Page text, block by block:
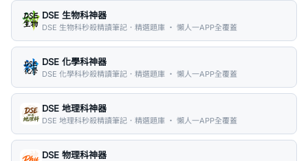
DSE 生物科神器
DSE 生物科秒殺精讀筆記．精選題庫 ・ 懶人一APP全覆蓋
DSE 化學科神器
DSE 化學科秒殺精讀筆記．精選題庫 ・ 懶人一APP全覆蓋
DSE 地理科神器
DSE 地理科秒殺精讀筆記．精選題庫 ・ 懶人一APP全覆蓋
DSE 物理科神器